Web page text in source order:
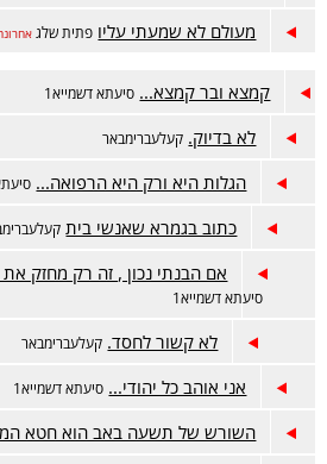
מעולם לא שמעתי עליו פתית שלג
קמצא ובר קמצא... סיעתא דשמייא1
לא בדיוק. קעלעברימבאר
הגלות היא ורק היא הרפואה...
כתוב בגמרא שאנשי בית
אם הבנתי נכון , זה רק מחזק
סיעתא דשמייא1
לא קשור לחסד. קעלעברימבאר
אני אוהב כל יהודי... סיעתא דשמייא1
השורש של תשעה באב הוא חטא